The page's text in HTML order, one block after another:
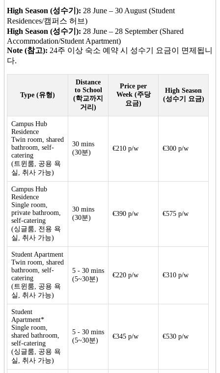
High Season (성수기): 28 June – 30 August (Student
Residences/캠퍼스 허브)
High Season (성수기): 28 June – 28 September (Shared
Accommodation/Student Apartment)
Note (참고): 24주 이상 숙소 예약 시 성수기 요금이 면제됩니
다.
Type (유형)
Distance
to School
(학교까지
거리)
Price per
Week (주당
요금)
High Season
(성수기 요금)
Campus Hub
Residence
Twin room, shared
bathroom, self-
catering
(트윈룸, 공용 욕
실, 취사 가능)
30 mins
(30분)
€210 p/w €300 p/w
Campus Hub
Residence
Single room,
private bathroom,
self-catering
(싱글룸, 전용 욕
실, 취사 가능)
30 mins
(30분)
€390 p/w €575 p/w
Student Apartment
Twin room, shared
bathroom, self-
catering
(트윈룸, 공용 욕
실, 취사 가능)
5 - 30 mins
(5~30분)
€220 p/w €310 p/w
Student
Apartment*
Single room,
shared bathroom,
self-catering
(싱글룸, 공용 욕
실, 취사 가능)
5 - 30 mins
(5~30분)
€345 p/w €530 p/w